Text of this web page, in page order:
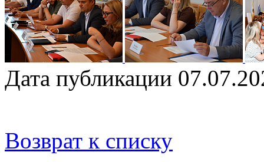
Дата публикации
Возврат к списку